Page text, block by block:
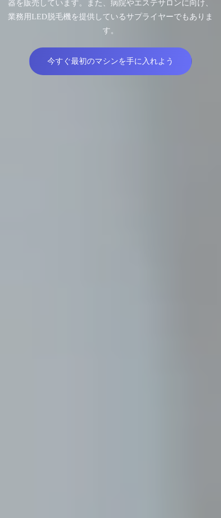
器を販売しています。また、病院やエステサロンに向け、
業務用LED脱毛機を提供しているサプライヤーでもありま
す。
今すぐ最初のマシンを手に入れよう